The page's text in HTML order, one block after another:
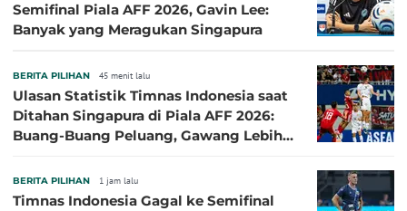
Semifinal Piala AFF 2026, Gavin Lee:
Banyak yang Meragukan Singapura
BERITA PILIHAN 45 menit lalu
Ulasan Statistik Timnas Indonesia saat
Ditahan Singapura di Piala AFF 2026:
Buang-Buang Peluang, Gawang Lebih
BERITA PILIHAN 1 jam lalu
Timnas Indonesia Gagal ke Semifinal